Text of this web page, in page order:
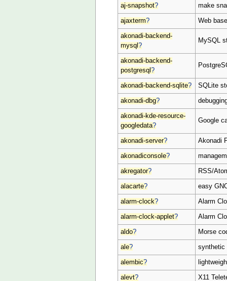
aj-snapshot? make
ajaxterm? Web
akonadi-backend-
mysql?
MySQL
akonadi-backend-
postgresql?
akonadi-backend-sqlite? SQLite
akonadi-dbg?
akonadi-kde-resource-
googledata?
Google
akonadi-server? Akonadi
akonadiconsole?
akregator? RSS/
alacarte? easy
alarm-clock? Alarm
alarm-clock-applet? Alarm
aldo? Morse
ale? synthetic
alembic?
alevt? X11